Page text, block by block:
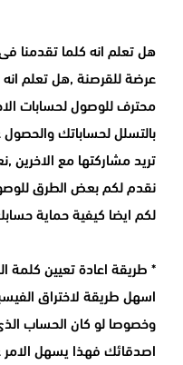
هل تعلم انه كلما تقدمنا فى
عرضة للقرصنة ,هل تعلم
محترف للوصول لحسابات
بالتسلل لحساباتك
تريد مشاركتها مع الاخرين
نقدم لكم بعض الطرق
لكم ايضا كيفية حماية
* طريقة اعادة تعيين كلمة
اسهل طريقة لاختراق
وخصوصا لو كان الحساب
اصدقائك فهذا يسهل